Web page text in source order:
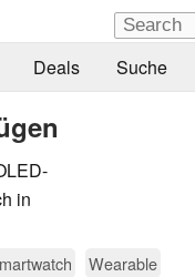
Deals Suche
in
Wearable